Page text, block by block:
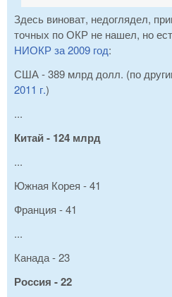
Здесь виноват, недоглядел,
точных по ОКР не нашел, но
НИОКР за 2009 год:
США - 389 млрд долл. (по
2011 г.)
...
Китай - 124 млрд
...
Южная Корея - 41
Франция - 41
...
Канада - 23
Россия - 22